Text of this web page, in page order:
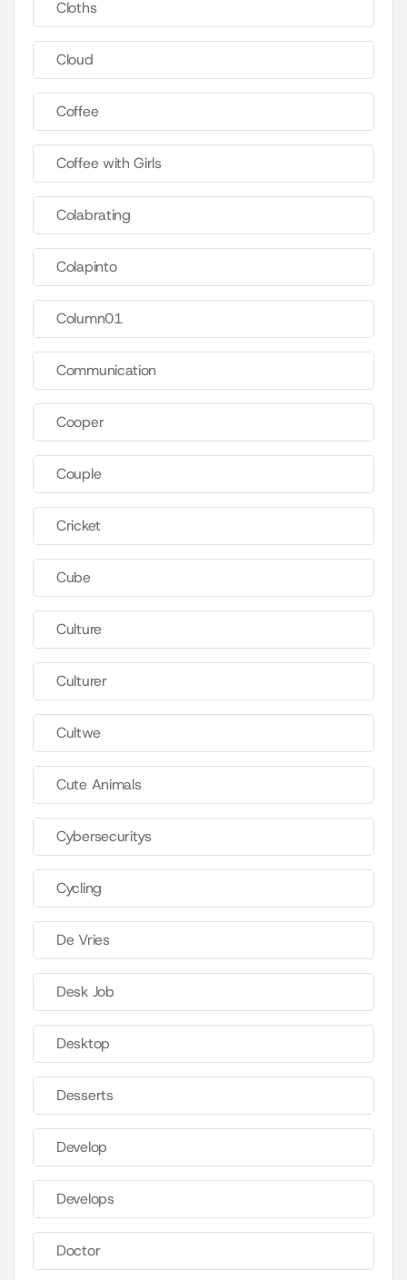
Cloths
Cloud
Coffee
Coffee with Girls
Colabrating
Colapinto
Column01
Communication
Cooper
Couple
Cricket
Cube
Culture
Culturer
Cultwe
Cute Animals
Cybersecuritys
Cycling
De Vries
Desk Job
Desktop
Desserts
Develop
Develops
Doctor